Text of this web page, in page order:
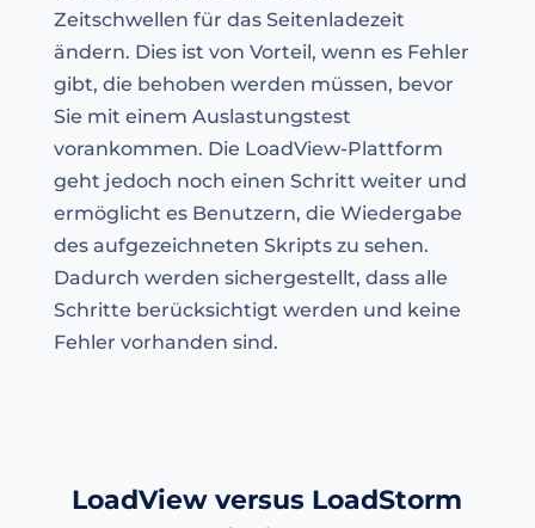
Zeitschwellen für das Seitenladezeit
ändern. Dies ist von Vorteil, wenn es Fehler
gibt, die behoben werden müssen, bevor
Sie mit einem Auslastungstest
vorankommen. Die LoadView-Plattform
geht jedoch noch einen Schritt weiter und
ermöglicht es Benutzern, die Wiedergabe
des aufgezeichneten Skripts zu sehen.
Dadurch werden sichergestellt, dass alle
Schritte berücksichtigt werden und keine
Fehler vorhanden sind.
LoadView versus LoadStorm